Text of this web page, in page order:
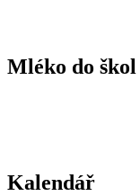
Mléko do škol
Kalendář